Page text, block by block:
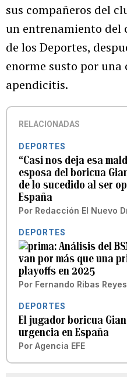
sus compañeros del
un entrenamiento del
de los Deportes,
enorme susto por una
apendicitis.
RELACIONADAS
DEPORTES
“Casi nos deja esa
esposa del boricua
de lo sucedido al ser
España
Por Redacción El Nuevo
DEPORTES
Análisis del
van por más que una
playoffs en 2025
Por Fernando Ribas Reyes
DEPORTES
El jugador boricua
urgencia en España
Por Agencia EFE